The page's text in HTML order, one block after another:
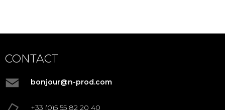
CONTACT
bonjour@n-prod.com
+33 (0)5 55 82 20 40